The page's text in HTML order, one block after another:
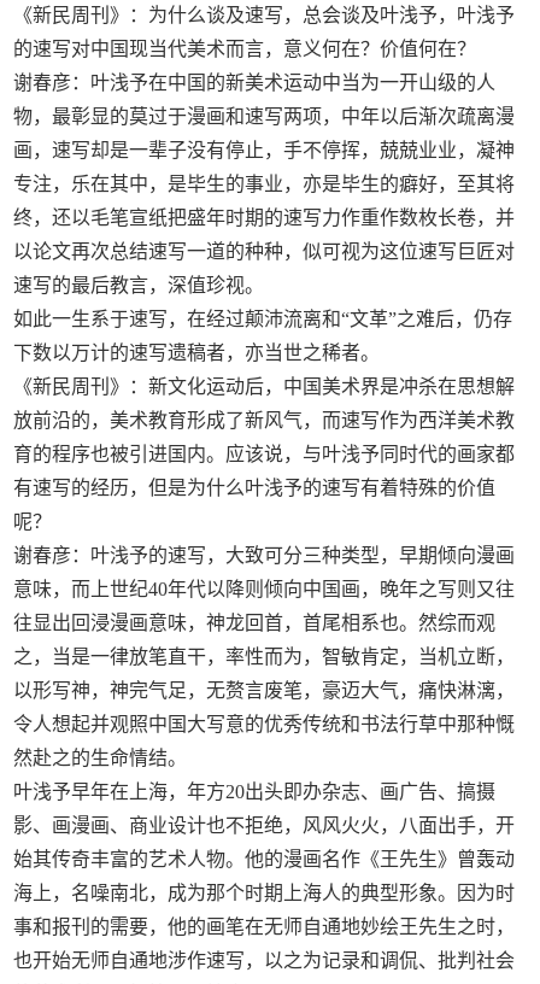
《新民周刊》：为什么谈及速写，总会谈及叶浅予，叶浅予
的速写对中国现当代美术而言，意义何在？价值何在？
谢春彦：叶浅予在中国的新美术运动中当为一开山级的人
物，最彰显的莫过于漫画和速写两项，中年以后渐次疏离漫
画，速写却是一辈子没有停止，手不停挥，兢兢业业，凝神
专注，乐在其中，是毕生的事业，亦是毕生的癖好，至其将
终，还以毛笔宣纸把盛年时期的速写力作重作数枚长卷，并
以论文再次总结速写一道的种种，似可视为这位速写巨匠对
速写的最后教言，深值珍视。
如此一生系于速写，在经过颠沛流离和“文革”之难后，仍存
下数以万计的速写遗稿者，亦当世之稀者。
《新民周刊》：新文化运动后，中国美术界是冲杀在思想解
放前沿的，美术教育形成了新风气，而速写作为西洋美术教
育的程序也被引进国内。应该说，与叶浅予同时代的画家都
有速写的经历，但是为什么叶浅予的速写有着特殊的价值
呢？
谢春彦：叶浅予的速写，大致可分三种类型，早期倾向漫画
意味，而上世纪40年代以降则倾向中国画，晚年之写则又往
往显出回浸漫画意味，神龙回首，首尾相系也。然综而观
之，当是一律放笔直干，率性而为，智敏肯定，当机立断，
以形写神，神完气足，无赘言废笔，豪迈大气，痛快淋漓，
令人想起并观照中国大写意的优秀传统和书法行草中那种慨
然赴之的生命情结。
叶浅予早年在上海，年方20出头即办杂志、画广告、搞摄
影、画漫画、商业设计也不拒绝，风风火火，八面出手，开
始其传奇丰富的艺术人物。他的漫画名作《王先生》曾轰动
海上，名噪南北，成为那个时期上海人的典型形象。因为时
事和报刊的需要，他的画笔在无师自通地妙绘王先生之时，
也开始无师自通地涉作速写，以之为记录和调侃、批判社会